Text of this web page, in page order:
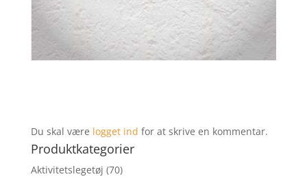
Du skal være logget ind for at skrive en kommentar.
Produktkategorier
Aktivitetslegetøj (70)